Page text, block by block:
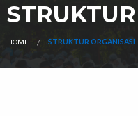
HOME STRUKTUR ORGANISASI